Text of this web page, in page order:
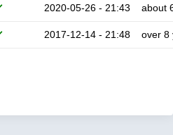
2020-05-26 - 21:43 about
2017-12-14 - 21:48 over 8